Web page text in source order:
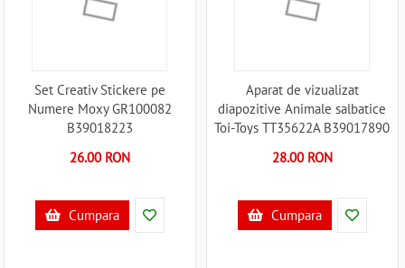
Set Creativ Stickere pe
Numere Moxy GR100082
B39018223
26.00 RON
Cumpara
Aparat de vizualizat
diapozitive Animale salbatice
Toi-Toys TT35622A B39017890
28.00 RON
Cumpara